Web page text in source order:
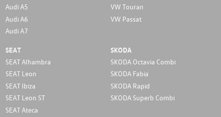
Audi A5
Audi A6
Audi A7
VW Touran
VW Passat
SEAT
SEAT Alhambra
SEAT Leon
SEAT Ibiza
SEAT Leon ST
SEAT Ateca
SKODA
SKODA Octavia Combi
SKODA Fabia
SKODA Rapid
SKODA Superb Combi